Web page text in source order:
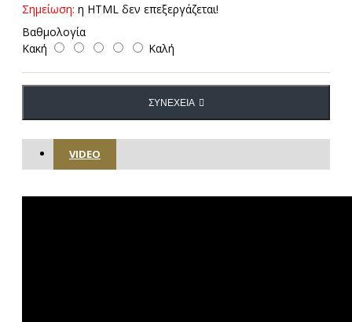
Σημείωση: η HTML δεν επεξεργάζεται!
Βαθμολογία
Κακή
Καλή
ΣΥΝΈΧΕΙΑ
VIDEO